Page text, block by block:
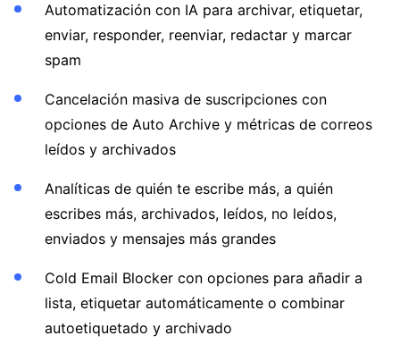
Automatización con IA para archivar, etiquetar,
enviar, responder, reenviar, redactar y marcar
spam
Cancelación masiva de suscripciones con
opciones de Auto Archive y métricas de correos
leídos y archivados
Analíticas de quién te escribe más, a quién
escribes más, archivados, leídos, no leídos,
enviados y mensajes más grandes
Cold Email Blocker con opciones para añadir a
lista, etiquetar automáticamente o combinar
autoetiquetado y archivado